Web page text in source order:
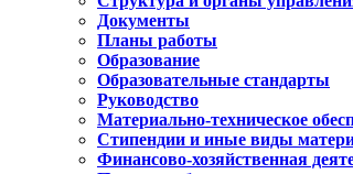
Документы
Планы работы
Образование
Образовательные стандарты
Руководство
Материально-техническое
Стипендии и иные виды
Финансово-хозяйственная